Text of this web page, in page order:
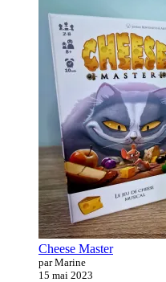
Cheese Master
par Marine
15 mai 2023